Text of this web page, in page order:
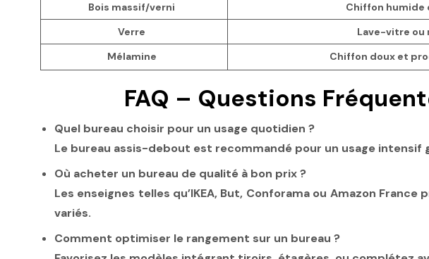
Bois massif/verni Chiffon humide
Verre
Lave-vitre ou
Mélamine
Chiffon doux et
FAQ – Questions
Quel bureau choisir pour un usage quotidien ?
Le bureau assis-debout est recommandé pour un usage
Où acheter un bureau de qualité à bon prix ?
Les enseignes telles qu’IKEA, But, Conforama ou Amazon
variés.
Comment optimiser le rangement sur un bureau ?